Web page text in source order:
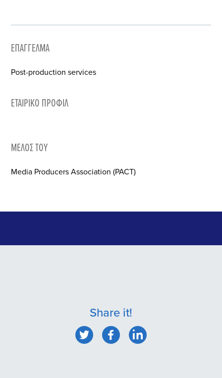
ΕΠΆΓΓΕΛΜΑ
Post-production services
ΕΤΑΙΡΙΚΌ ΠΡΟΦΊΛ
ΜΈΛΟΣ ΤΟΥ
Media Producers Association (PACT)
Share it!